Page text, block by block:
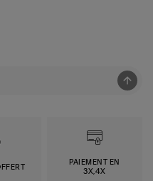
PAIEMENT EN
3X,4X